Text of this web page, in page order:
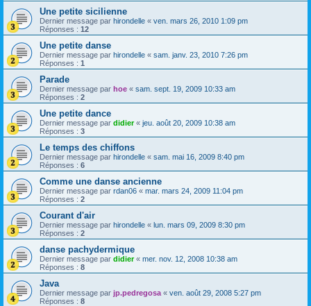
Une petite sicilienne
Dernier message par hirondelle « ven. mars 26, 2010 1:09 pm
Réponses : 12
Une petite danse
Dernier message par hirondelle « sam. janv. 23, 2010 7:26 pm
Réponses : 1
Parade
Dernier message par hoe « sam. sept. 19, 2009 10:33 am
Réponses : 2
Une petite dance
Dernier message par didier« jeu. août 20, 2009 10:38 am
Réponses : 3
Le temps des chiffons
Dernier message par hirondelle « sam. mai 16, 2009 8:40 pm
Réponses : 6
Comme une danse ancienne
Dernier message par rdan06 « mar. mars 24, 2009 11:04 pm
Réponses : 2
Courant d'air
Dernier message par hirondelle « lun. mars 09, 2009 8:30 pm
Réponses : 2
danse pachydermique
Dernier message par didier« mer. nov. 12, 2008 10:38 am
Réponses : 8
Java
Dernier message par jp.pedregosa « ven. août 29, 2008 5:27 pm
Réponses : 8